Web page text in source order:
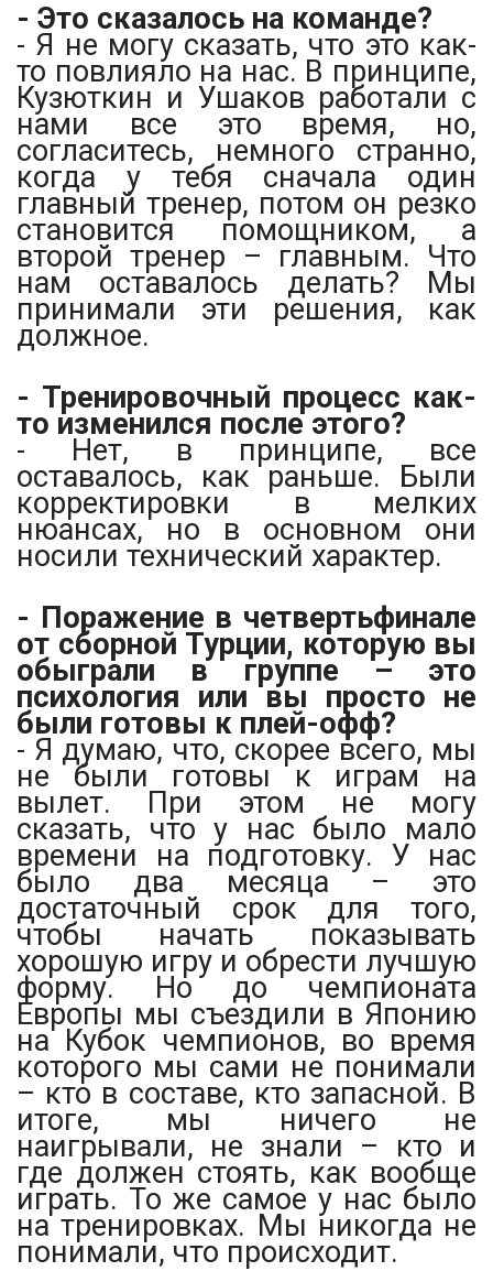
- Это сказалось на команде?
- Я не могу сказать, что это как-
то повлияло на нас. В принципе,
Кузюткин и Ушаков работали с
нами все это время, но,
согласитесь, немного странно,
когда у тебя сначала один
главный тренер, потом он резко
становится помощником, а
второй тренер – главным. Что
нам оставалось делать? Мы
принимали эти решения, как
должное.
- Тренировочный процесс как-
то изменился после этого?
- Нет, в принципе, все
оставалось, как раньше. Были
корректировки в мелких
нюансах, но в основном они
носили технический характер.
- Поражение в четвертьфинале
от сборной Турции, которую вы
обыграли в группе – это
психология или вы просто не
были готовы к плей-офф?
- Я думаю, что, скорее всего, мы
не были готовы к играм на
вылет. При этом не могу
сказать, что у нас было мало
времени на подготовку. У нас
было два месяца – это
достаточный срок для того,
чтобы начать показывать
хорошую игру и обрести лучшую
форму. Но до чемпионата
Европы мы съездили в Японию
на Кубок чемпионов, во время
которого мы сами не понимали
– кто в составе, кто запасной. В
итоге, мы ничего не
наигрывали, не знали – кто и
где должен стоять, как вообще
играть. То же самое у нас было
на тренировках. Мы никогда не
понимали, что происходит.